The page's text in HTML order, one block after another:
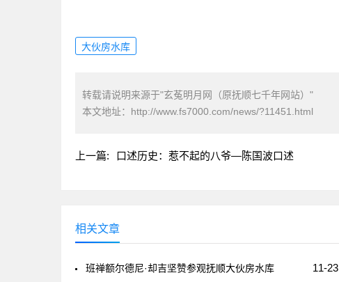
大伙房水库
转载请说明来源于"玄菟明月网（原抚顺七千年网站）"
本文地址： http://www.fs7000.com/news/?11451.html
上一篇: 口述历史：惹不起的八爷—陈国波口述
相关文章
11-23
班禅额尔德尼·却吉坚赞参观抚顺大伙房水库